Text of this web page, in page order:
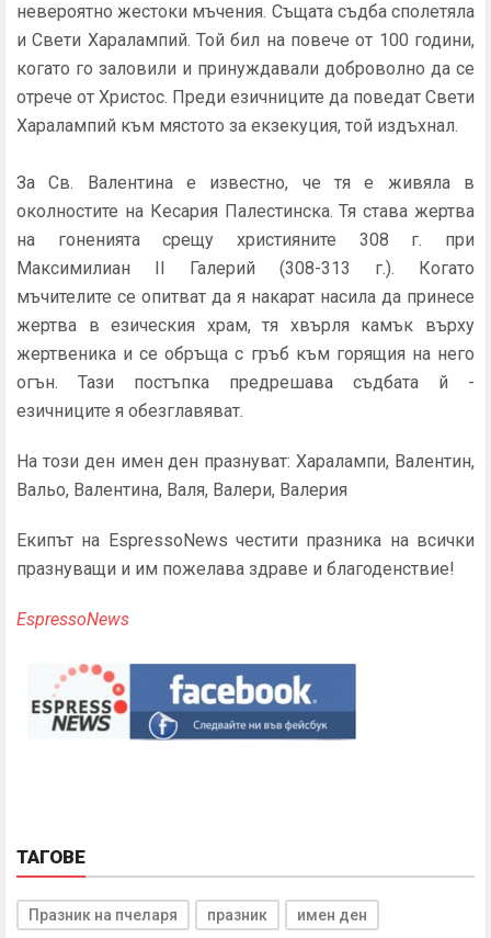
невероятно жестоки мъчения. Същата съдба сполетяла
и Свети Харалампий. Той бил на повече от 100 години,
когато го заловили и принуждавали доброволно да се
отрече от Христос. Преди езичниците да поведат Свети
Харалампий към мястото за екзекуция, той издъхнал.
За Св. Валентина е известно, че тя е живяла в
околностите на Кесария Палестинска. Тя става жертва
на гоненията срещу християните 308 г. при
Максимилиан ІІ Галерий (308-313 г.). Когато
мъчителите се опитват да я накарат насила да принесе
жертва в езическия храм, тя хвърля камък върху
жертвеника и се обръща с гръб към горящия на него
огън. Тази постъпка предрешава съдбата й -
езичниците я обезглавяват.
На този ден имен ден празнуват: Харалампи, Валентин,
Вальо, Валентина, Валя, Валери, Валерия
Екипът на EspressoNews честити празника на всички
празнуващи и им пожелава здраве и благоденствие!
EspressoNews
ТАГОВЕ
Празник на пчеларя празник имен ден